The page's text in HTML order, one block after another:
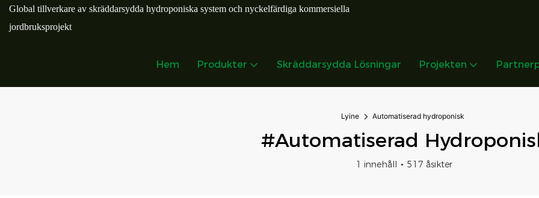
Global tillverkare av skräddarsydda hydroponiska system och nyckelfärdiga kommersiella
jordbruksprojekt
Hem Produkter Skräddarsydda Lösningar Projekten
Lyine Automatiserad hydroponisk
#Automatiserad
1 innehåll 517 åsikter